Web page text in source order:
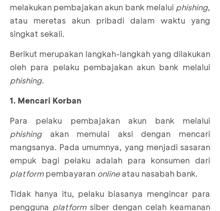
melakukan pembajakan akun bank melalui phishing,
atau meretas akun pribadi dalam waktu yang
singkat sekali.
Berikut merupakan langkah-langkah yang dilakukan
oleh para pelaku pembajakan akun bank melalui
phishing.
1. Mencari Korban
Para pelaku pembajakan akun bank melalui
phishingakan memulai aksi dengan mencari
mangsanya. Pada umumnya, yang menjadi sasaran
empuk bagi pelaku adalah para konsumen dari
platformpembayaran onlineatau nasabah bank.
Tidak hanya itu, pelaku biasanya mengincar para
pengguna platformsiber dengan celah keamanan